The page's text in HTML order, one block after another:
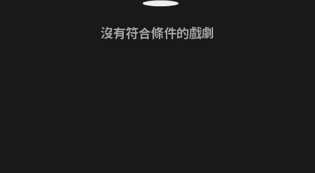
沒有符合條件的戲劇